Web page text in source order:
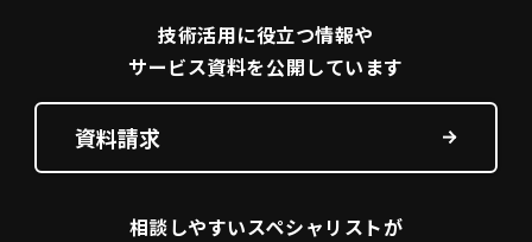
技術活用に役立つ情報や
サービス資料を公開しています
資料請求
相談しやすいスペシャリストが